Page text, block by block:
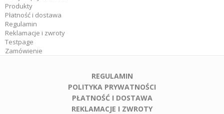
Produkty
Płatność i dostawa
Regulamin
Reklamacje i zwroty
Testpage
Zamówienie
REGULAMIN
POLITYKA PRYWATNOŚCI
PŁATNOŚĆ I DOSTAWA
REKLAMACJE I ZWROTY